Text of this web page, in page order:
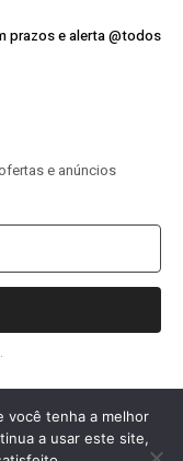
prazos e alerta @todos
e anúncios
você tenha a melhor
a usar este site,